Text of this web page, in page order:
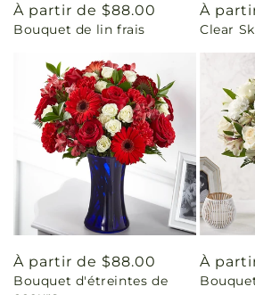
Prix
habituel
À partir de $88.00
Bouquet de lin frais
Prix
À
Clear
Prix
habituel
À partir de $88.00
Bouquet d'étreintes de
Prix
À